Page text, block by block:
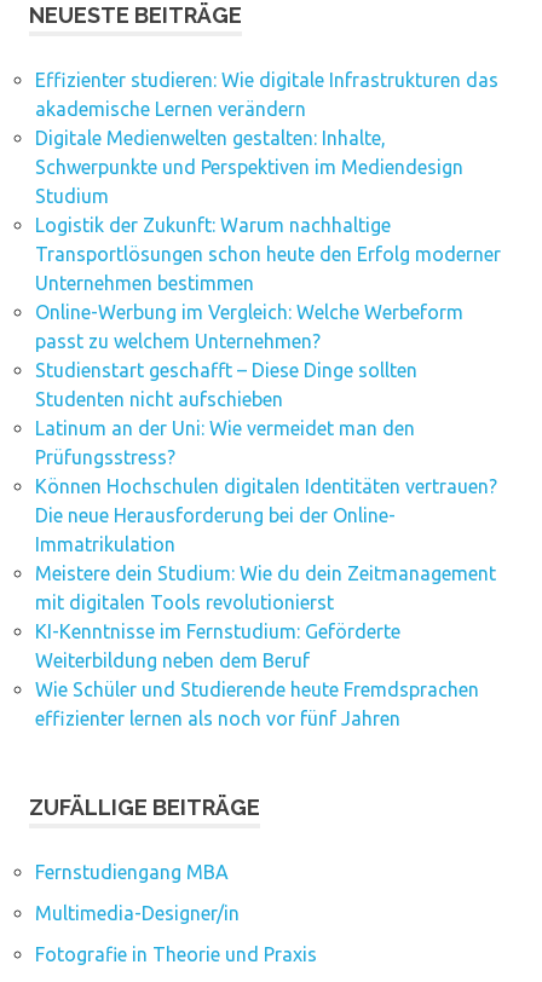
NEUESTE BEITRÄGE
Effizienter studieren: Wie digitale Infrastrukturen das
akademische Lernen verändern
Digitale Medienwelten gestalten: Inhalte,
Schwerpunkte und Perspektiven im Mediendesign
Studium
Logistik der Zukunft: Warum nachhaltige
Transportlösungen schon heute den Erfolg moderner
Unternehmen bestimmen
Online-Werbung im Vergleich: Welche Werbeform
passt zu welchem Unternehmen?
Studienstart geschafft – Diese Dinge sollten
Studenten nicht aufschieben
Latinum an der Uni: Wie vermeidet man den
Prüfungsstress?
Können Hochschulen digitalen Identitäten vertrauen?
Die neue Herausforderung bei der Online-
Immatrikulation
Meistere dein Studium: Wie du dein Zeitmanagement
mit digitalen Tools revolutionierst
KI-Kenntnisse im Fernstudium: Geförderte
Weiterbildung neben dem Beruf
Wie Schüler und Studierende heute Fremdsprachen
effizienter lernen als noch vor fünf Jahren
ZUFÄLLIGE BEITRÄGE
Fernstudiengang MBA
Multimedia-Designer/in
Fotografie in Theorie und Praxis